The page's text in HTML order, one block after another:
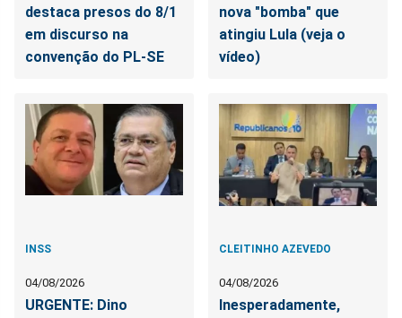
destaca presos do 8/1
em discurso na
convenção do PL-SE
nova "bomba" que
atingiu Lula (veja o
vídeo)
INSS
04/08/2026
URGENTE: Dino
CLEITINHO AZEVEDO
04/08/2026
Inesperadamente,